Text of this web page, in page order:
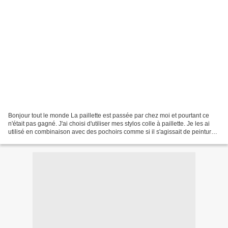
Bonjour tout le monde La paillette est passée par chez moi et pourtant ce
n'était pas gagné. J'ai choisi d'utiliser mes stylos colle à paillette. Je les ai
utilisé en combinaison avec des pochoirs comme si il s'agissait de peinture.